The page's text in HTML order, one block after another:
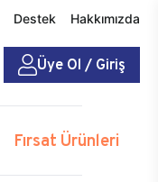
Destek Hakkımızda
Üye Ol / Giriş
Fırsat Ürünleri